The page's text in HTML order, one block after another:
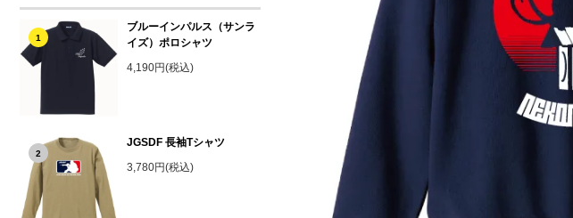
1
ブルーインパルス（サンラ
イズ）ポロシャツ
4,190円(税込)
2
JGSDF 長袖Tシャツ
3,780円(税込)